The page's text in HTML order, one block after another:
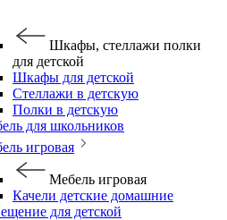
Шкафы, стеллажи полки
для детской
Шкафы для детской
Стеллажи в детскую
Полки в детскую
для школьников
игровая
Мебель игровая
Качели детские домашние
для детской